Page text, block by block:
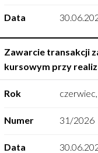
Data
Zawarcie transakcji
kursowym przy
Rok czerwiec
Numer 31/2026
Data